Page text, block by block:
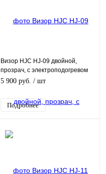
Визор HJC HJ-09 двойной,
прозрач, с электроподогревом
(CS-15, CL-SP, CL-ST, CS-R1,
5 900 руб. / шт
Подробнее